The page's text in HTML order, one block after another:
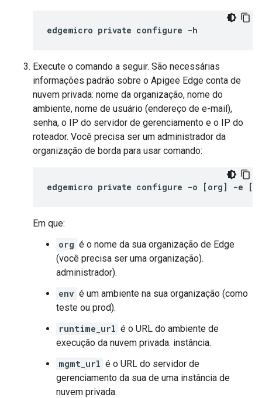
edgemicro private configure -h
Execute o comando a seguir. São necessárias
informações padrão sobre o Apigee Edge conta de
nuvem privada: nome da organização, nome do
ambiente, nome de usuário (endereço de e-mail),
senha, o IP do servidor de gerenciamento e o IP do
roteador. Você precisa ser um administrador da
organização de borda para usar comando:
edgemicro private configure -o [ org] -e [
Em que:
org é o nome da sua organização de Edge
(você precisa ser uma organização).
administrador).
env é um ambiente na sua organização (como
teste ou prod).
runtime_url é o URL do ambiente de
execução da nuvem privada. instância.
mgmt_url é o URL do servidor de
gerenciamento da sua de uma instância de
nuvem privada.